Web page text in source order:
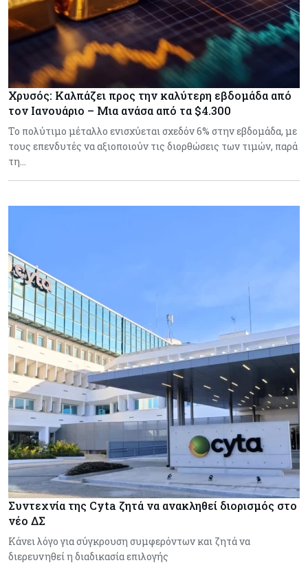
Χρυσός: Καλπάζει προς την καλύτερη εβδομάδα από
τον Ιανουάριο – Μια ανάσα από τα $4.300
Το πολύτιμο μέταλλο ενισχύεται σχεδόν 6% στην εβδομάδα, με
τους επενδυτές να αξιοποιούν τις διορθώσεις των τιμών, παρά
τη…
Συντεχνία της Cyta ζητά να ανακληθεί διορισμός στο
νέο ΔΣ
Κάνει λόγο για σύγκρουση συμφερόντων και ζητά να
διερευνηθεί η διαδικασία επιλογής